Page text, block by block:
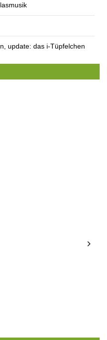
update: das i-Tüpfelchen